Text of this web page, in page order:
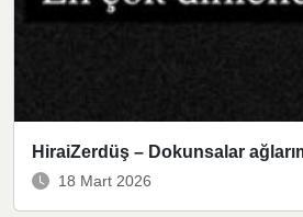
HiraiZerdüş – Dokunsalar
18 Mart 2026